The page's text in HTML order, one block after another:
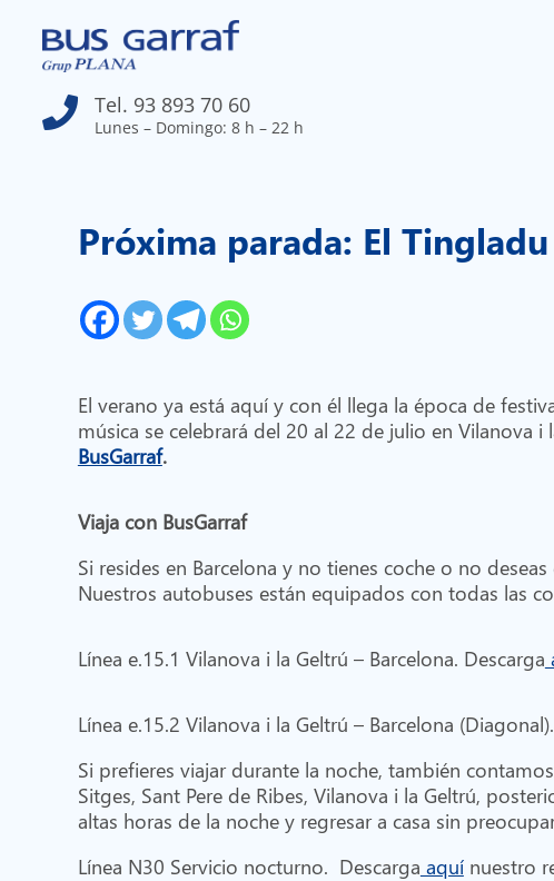
 Tel. 93 893 70 60
Lunes – Domingo: 8 h – 22 h
Próxima parada: El
El verano ya está aquí y con él llega la época de
música se celebrará del 20 al 22 de julio en
BusGarraf.
Viaja con BusGarraf
Si resides en Barcelona y no tienes coche o no
Nuestros autobuses están equipados con todas las
Línea e.15.1 Vilanova i la Geltrú – Barcelona. Descarga
Línea e.15.2 Vilanova i la Geltrú – Barcelona
Si prefieres viajar durante la noche, también
Sitges, Sant Pere de Ribes, Vilanova i la Geltrú,
altas horas de la noche y regresar a casa sin
Línea N30 Servicio nocturno. Descarga aquínuestro